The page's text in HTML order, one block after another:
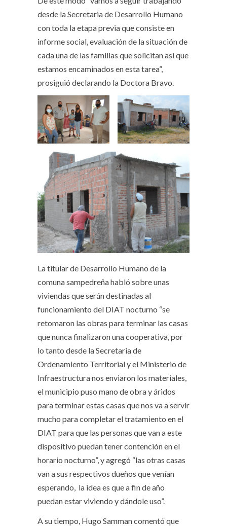
desde la Secretaria de Desarrollo Humano
con toda la etapa previa que consiste en
informe social, evaluación de la situación de
cada una de las familias que solicitan así que
estamos encaminados en esta tarea”,
prosiguió declarando la Doctora Bravo.
La titular de Desarrollo Humano de la
comuna sampedreña habló sobre unas
viviendas que serán destinadas al
funcionamiento del DIAT nocturno “se
retomaron las obras para terminar las casas
que nunca finalizaron una cooperativa, por
lo tanto desde la Secretaria de
Ordenamiento Territorial y el Ministerio de
Infraestructura nos enviaron los materiales,
el municipio puso mano de obra y áridos
para terminar estas casas que nos va a servir
mucho para completar el tratamiento en el
DIAT para que las personas que van a este
dispositivo puedan tener contención en el
horario nocturno”, y agregó “las otras casas
van a sus respectivos dueños que venían
esperando, la idea es que a fin de año
puedan estar viviendo y dándole uso”.
A su tiempo, Hugo Samman comentó que